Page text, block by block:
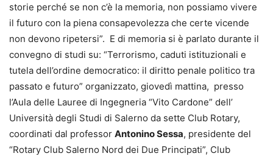
storie perché se non c’è la memoria, non possiamo vivere
il futuro con la piena consapevolezza che certe vicende
non devono ripetersi”. E di memoria si è parlato durante il
convegno di studi su: “Terrorismo, caduti istituzionali e
tutela dell’ordine democratico: il diritto penale politico tra
passato e futuro” organizzato, giovedì mattina, presso
l’Aula delle Lauree di Ingegneria “Vito Cardone” dell’
Università degli Studi di Salerno da sette Club Rotary,
coordinati dal professor Antonino Sessa, presidente del
“Rotary Club Salerno Nord dei Due Principati”, Club